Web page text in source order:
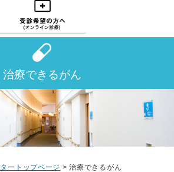
治療できるがん
ートップページ > 治療できるがん